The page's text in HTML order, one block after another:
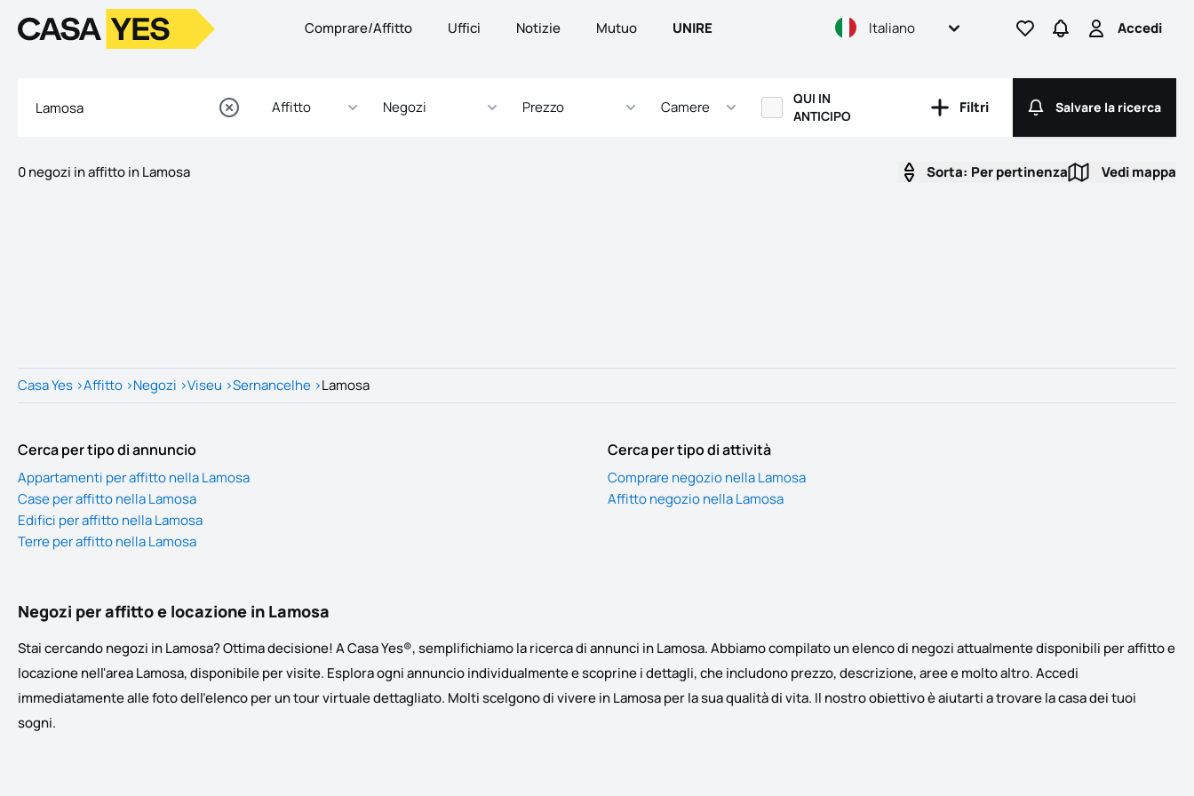
LogoVai alla homepage Comprare/Affitto Uffici Notizie Mutuo UNIRE Italiano Vai ai preferiti
Vai a RicercaAccedi
Accedi
Affitto Negozi Prezzo Camere
QUI IN
ANTICIPO
Filtri
Filtri Salvare la
Salvare la ricerca
0 negozi in affitto in Lamosa Sorta: Per pertinenza Vedi
Vedi mappa
Casa Yes >Affitto >Negozi >Viseu >Sernancelhe >Lamosa
Cerca per tipo di annuncio
Appartamenti per affitto nella Lamosa
Case per affitto nella Lamosa
Edifici per affitto nella Lamosa
Terre per affitto nella Lamosa
Cerca per tipo di attività
Comprare negozio nella Lamosa
Affitto negozio nella Lamosa
Negozi per affitto e locazione in Lamosa
Stai cercando negozi in Lamosa? Ottima decisione! A Casa Yes®, semplifichiamo la ricerca di annunci in Lamosa. Abbiamo compilato un elenco di negozi attualmente disponibili per affitto e
locazione nell'area Lamosa, disponibile per visite. Esplora ogni annuncio individualmente e scoprine i dettagli, che includono prezzo, descrizione, aree e molto altro. Accedi
immediatamente alle foto dell'elenco per un tour virtuale dettagliato. Molti scelgono di vivere in Lamosa per la sua qualità di vita. Il nostro obiettivo è aiutarti a trovare la casa dei tuoi
sogni.